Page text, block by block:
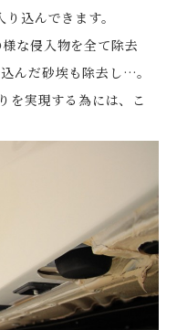
込んできます。
な侵入物を全て除去
んだ砂埃も除去し…。
を実現する為には、こ